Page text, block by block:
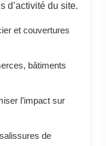
d’activité du site.
et couvertures
bâtiments
l’impact sur
de